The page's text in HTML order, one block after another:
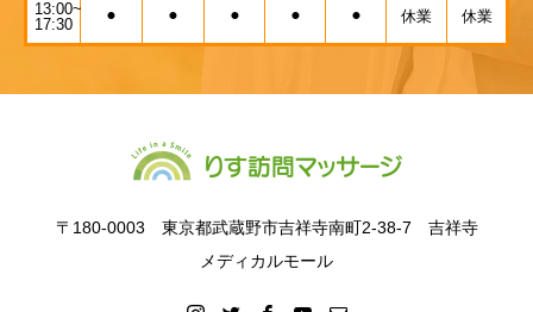
13:00~
17:30
⚫︎ ⚫︎ ⚫︎ ⚫︎ ⚫︎ 休業 休業
〒180-0003 東京都武蔵野市吉祥寺南町2-38-7 吉祥寺
メディカルモール